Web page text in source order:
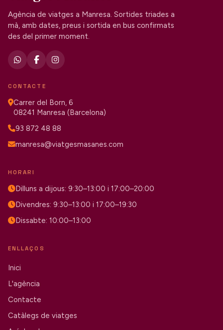
Agència de viatges a Manresa. Sortides triades a
mà, amb dates, preus i sortida en bus confirmats
des del primer moment.
CONTACTE
Carrer del Born, 6
08241 Manresa (Barcelona)
93 872 48 88
manresa@viatgesmasanes.com
HORARI
Dilluns a dijous: 9:30–13:00 i 17:00–20:00
Divendres: 9:30–13:00 i 17:00–19:30
Dissabte: 10:00–13:00
ENLLAÇOS
Inici
L'agència
Contacte
Catàlegs de viatges